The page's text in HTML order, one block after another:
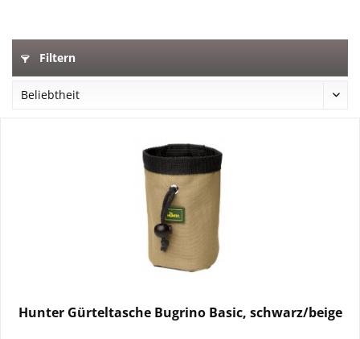
Filtern
Hunter Gürteltasche Bugrino Basic, schwarz/beige